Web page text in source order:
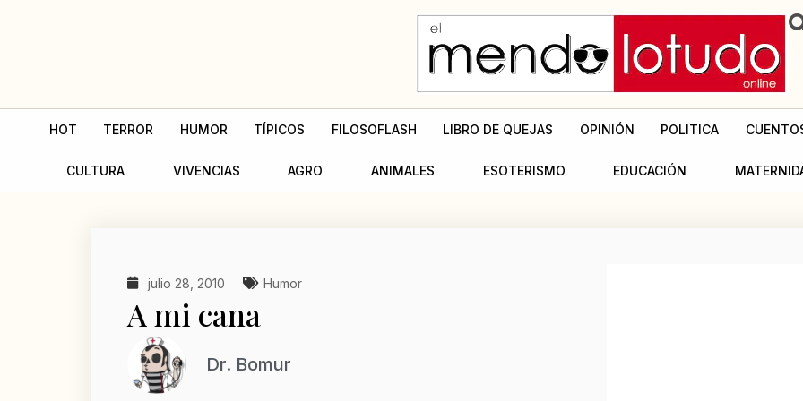
HOT TERROR HUMOR TÍPICOS FILOSOFLASH LIBRO DE QUEJAS OPINIÓN POLITICA
CULTURA VIVENCIAS AGRO ANIMALES ESOTERISMO EDUCACIÓN
julio 28, 2010 Humor
A mi cana
Dr. Bomur